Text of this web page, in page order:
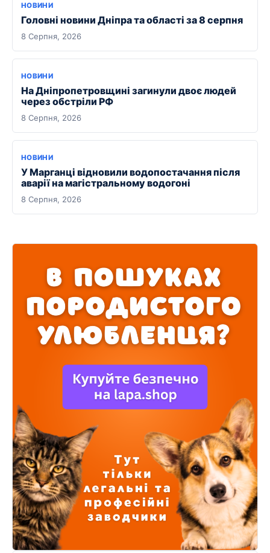
НОВИНИ
Головні новини Дніпра та області за 8 серпня
8 Серпня, 2026
НОВИНИ
На Дніпропетровщині загинули двоє людей
через обстріли РФ
8 Серпня, 2026
НОВИНИ
У Марганці відновили водопостачання після
аварії на магістральному водогоні
8 Серпня, 2026